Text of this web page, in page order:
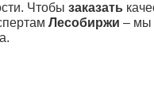
Чтобы заказать
Лесобиржи – мы